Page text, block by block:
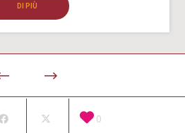
DI PIÙ
0